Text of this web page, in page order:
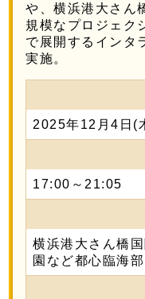
や、横浜港大さん
規模なプロジェク
で展開するインタ
実施。
2025年12月4日(
17:00～21:05
横浜港大さん橋
園など都心臨海部